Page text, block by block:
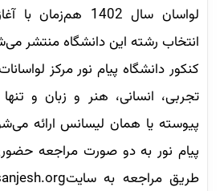
لواسان سال 1402
انتخاب رشته این دانشگاه منتشر
کنکور دانشگاه پیام نور مرکز
تجربی، انسانی، هنر و زبان و
پیوسته یا همان لیسانس ارائه
پیام نور به دو صورت مراجعه
طریق مراجعه به سایتsanjesh.org در